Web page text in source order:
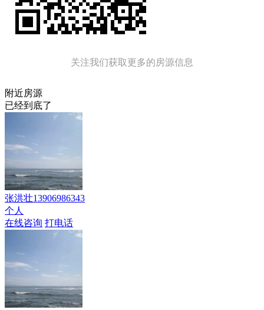
关注我们获取更多的房源信息
附近房源
已经到底了
张洪壮13906986343
个人
在线咨询 打电话